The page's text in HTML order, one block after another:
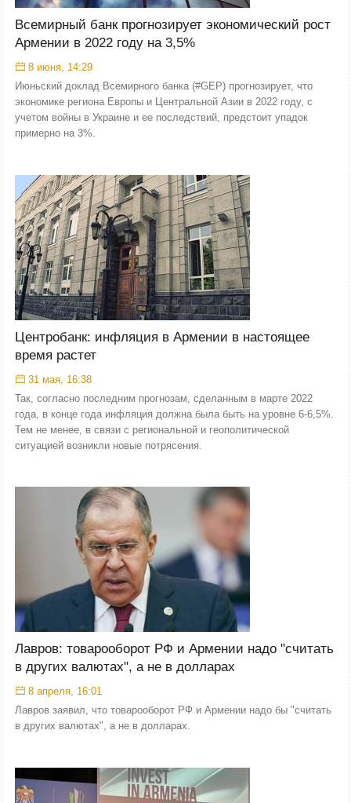
Всемирный банк прогнозирует экономический рост
Армении в 2022 году на 3,5%
8 июня, 14:29
Июньский доклад Всемирного банка (#GEP) прогнозирует, что
экономике региона Европы и Центральной Азии в 2022 году, с
учетом войны в Украине и ее последствий, предстоит упадок
примерно на 3%.
Центробанк: инфляция в Армении в настоящее
время растет
31 мая, 16:38
Так, согласно последним прогнозам, сделанным в марте 2022
года, в конце года инфляция должна была быть на уровне 6-6,5%.
Тем не менее, в связи с региональной и геополитической
ситуацией возникли новые потрясения.
Лавров: товарооборот РФ и Армении надо "считать
в других валютах", а не в долларах
8 апреля, 16:01
Лавров заявил, что товарооборот РФ и Армении надо бы "считать
в других валютах", а не в долларах.